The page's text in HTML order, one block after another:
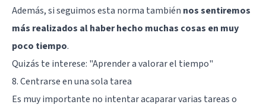
Además, si seguimos esta norma también nos sentiremos
más realizados al haber hecho muchas cosas en muy
poco tiempo.
Quizás te interese: "Aprender a valorar el tiempo"
8. Centrarse en una sola tarea
Es muy importante no intentar acaparar varias tareas o